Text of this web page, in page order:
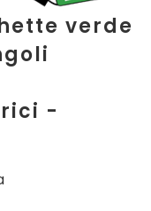
verde
-